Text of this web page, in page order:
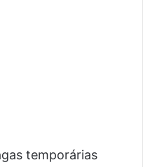
temporárias